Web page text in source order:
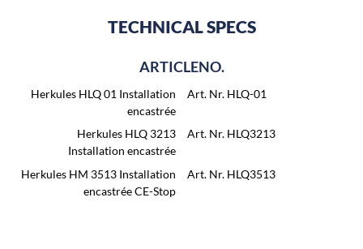
TECHNICAL SPECS
ARTICLENO.
Herkules HLQ 01 Installation
encastrée
Art. Nr. HLQ-01
Herkules HLQ 3213
Installation encastrée
Art. Nr. HLQ3213
Herkules HM 3513 Installation
encastrée CE-Stop
Art. Nr. HLQ3513